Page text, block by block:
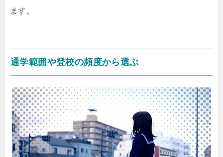
ます。
通学範囲や登校の頻度から選ぶ